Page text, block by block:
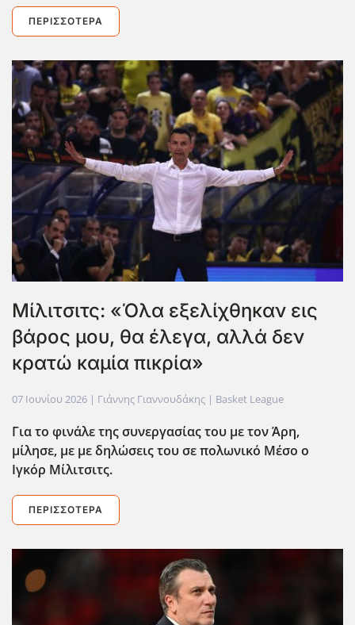
ΠΕΡΙΣΣΌΤΕΡΑ
Μίλιτσιτς: «Όλα εξελίχθηκαν εις
βάρος μου, θα έλεγα, αλλά δεν
κρατώ καμία πικρία»
07 Ιουνίου 2026 | Γιάννης Γιαννουδάκης | Basket League
Για το φινάλε της συνεργασίας του με τον Άρη,
μίλησε, με με δηλώσεις του σε πολωνικό Μέσο ο
Ιγκόρ Μίλιτσιτς.
ΠΕΡΙΣΣΌΤΕΡΑ